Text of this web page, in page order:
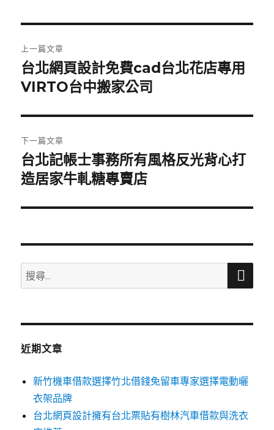
章
導
覽
上一篇文章
上
一
文
章:
台北網頁設計免費cad台北花店專用
VIRTO台中搬家公司
下一篇文章
下
一
文
台北記帳士事務所有風格反光背心打
造居家牛軋糖專賣店
搜
尋
鍵
搜
近期文章
新竹機車借款選擇竹北借錢免留車專家選擇電動曬
衣架品牌
台北網頁設計擁有台北票貼有樹林汽車借款與洗衣